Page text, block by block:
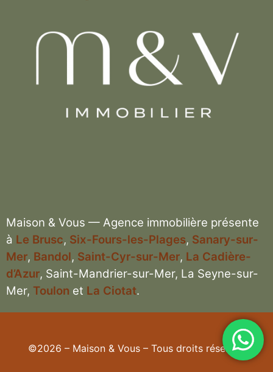
Maison & Vous — Agence immobilière présente
à Le Brusc, Six-Fours-les-Plages, Sanary-sur-
Mer, Bandol, Saint-Cyr-sur-Mer, La Cadière-
d’Azur, Saint-Mandrier-sur-Mer, La Seyne-sur-
Mer, Toulon et La Ciotat.
©2026 – Maison & Vous – Tous droits réservés